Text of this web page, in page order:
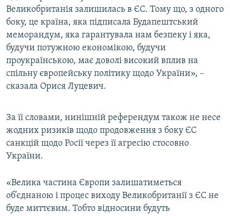
Великобританія залишилась в ЄС. Тому що, з одного
боку, це країна, яка підписала Будапештський
меморандум, яка гарантувала нам безпеку і яка,
будучи потужною економікою, будучи
проукраїнською, має доволі високий вплив на
спільну європейську політику щодо України», –
сказала Орися Луцевич.
За її словами, нинішній референдум також не несе
жодних ризиків щодо продовження з боку ЄС
санкцій щодо Росії через її агресію стосовно
України.
«Велика частина Європи залишатиметься
об’єднаною і процес виходу Великобританії з ЄС не
буде миттєвим. Тобто відносини будуть